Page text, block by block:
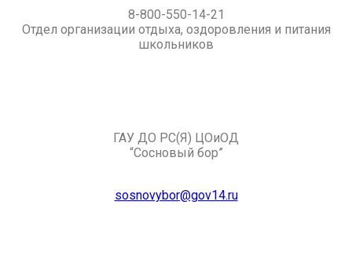
8-800-550-14-21
Отдел организации отдыха, оздоровления и питания
школьников
ГАУ ДО РС(Я) ЦОиОД
“Сосновый бор”
sosnovybor@gov14.ru